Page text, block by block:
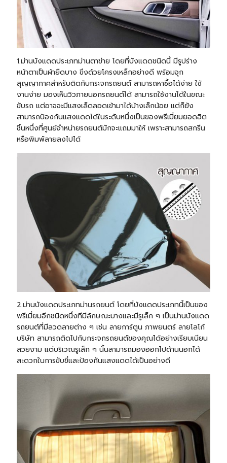
1.ม่านบังแดดประเภทม่านตาข่าย โดยที่บังแดดชนิดนี้ มีรูปร่าง
หน้าตาเป็นผ้ายืดบาง ขึงด้วยโครงเหล็กอย่างดี พร้อมจุก
สุญญากาศสำหรับติดกับกระจกรถยนต์ สามารถหาซื้อได้ง่าย ใช้
งานง่าย มองเห็นวิวภายนอกรถยนต์ได้ สามารถใช้งานได้ในขณะ
ขับรถ แต่อาจจะมีแสงเล็ดลอดเข้ามาได้บ้างเล็กน้อย แต่ก็ยัง
สามารถป้องกันแสงแดดได้ในระดับหนึ่งเป็นของพรีเมี่ยมยอดฮิต
ชิ้นหนึ่งที่ศูนย์จำหน่ายรถยนต์มักจะแถมมาให้ เพราะสามารถสกรีน
หรือพิมพ์ลายลงไปได้
2.ม่านบังแดดประเภทม่านรถยนต์ โดยที่บังแดดประเภทนี้เป็นของ
พรีเมี่ยมอีกชนิดหนึ่งทีมีลักษณะบางและมีรูเล็ก ๆ เป็นม่านบังแดด
รถยนต์ที่มีลวดลายต่าง ๆ เช่น ลายการ์ตูน ภาพยนตร์ ลายโลโก้
บริษัท สามารถติดไปกับกระจกรถยนต์ของคุณได้อย่างเรียบเนียน
สวยงาม แต่บริเวณรูเล็ก ๆ นั้นสามารถมองออกไปด้านนอกได้
สะดวกในการขับขี่และป้องกันแสงแดดได้เป็นอย่างดี